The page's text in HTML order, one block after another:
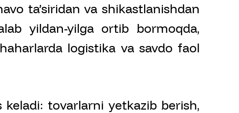
ta’siridan va shikastlanishdan
yildan-yilga ortib bormoqda,
logistika va savdo faol
tovarlarni yetkazib berish,